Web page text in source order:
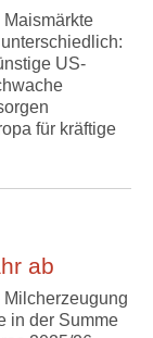
US-
für kräftige
ab
in der Summe